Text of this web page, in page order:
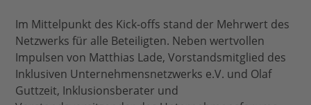
Im Mittelpunkt des Kick-offs stand der Mehrwert des
Netzwerks für alle Beteiligten. Neben wertvollen
Impulsen von Matthias Lade, Vorstandsmitglied des
Inklusiven Unternehmensnetzwerks e.V. und Olaf
Guttzeit, Inklusionsberater und